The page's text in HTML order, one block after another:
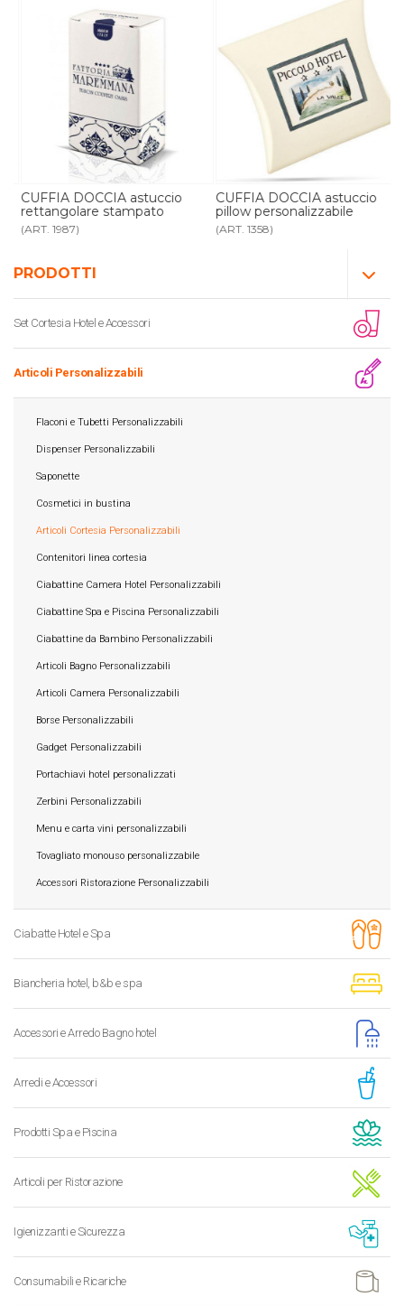
PRODOTTI
Set Cortesia Hotel e Accessori
Articoli Personalizzabili
Flaconi e Tubetti Personalizzabili
Dispenser Personalizzabili
Saponette
Cosmetici in bustina
Articoli Cortesia Personalizzabili
Contenitori linea cortesia
Ciabattine Camera Hotel Personalizzabili
Ciabattine Spa e Piscina Personalizzabili
Ciabattine da Bambino Personalizzabili
Articoli Bagno Personalizzabili
Articoli Camera Personalizzabili
Borse Personalizzabili
Gadget Personalizzabili
Portachiavi hotel personalizzati
Zerbini Personalizzabili
Menu e carta vini personalizzabili
Tovagliato monouso personalizzabile
Accessori Ristorazione Personalizzabili
Ciabatte Hotel e Spa
Biancheria hotel, b&b e spa
Accessori e Arredo Bagno hotel
Arredi e Accessori
Prodotti Spa e Piscina
Articoli per Ristorazione
Igienizzanti e Sicurezza
Consumabili e Ricariche
CUFFIA DOCCIA astuccio
rettangolare stampato
(ART. 1987)
CUFFIA DOCCIA astuccio
pillow personalizzabile
(ART. 1358)